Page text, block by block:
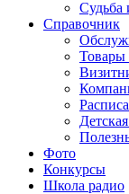
Судьба
Справочник
Товары
Фото
Конкурсы
Школа радио